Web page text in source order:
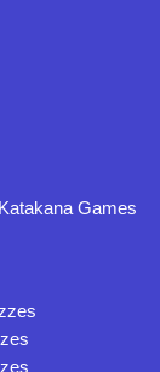
Games